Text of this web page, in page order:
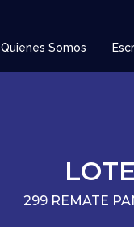
Quienes Somos
299 REMATE